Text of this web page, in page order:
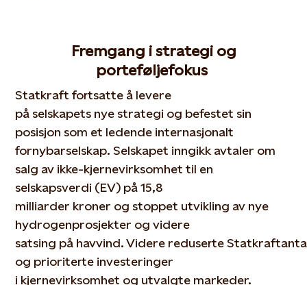
Fremgang i strategi og
porteføljefokus
Statkraft fortsatte å levere
på selskapets nye strategi og befestet sin
posisjon som et ledende internasjonalt
fornybarselskap. Selskapet inngikk avtaler om
salg av ikke-kjernevirksomhet til en
selskapsverdi (EV) på 15,8
milliarder kroner og stoppet utvikling av nye
hydrogenprosjekter og videre
satsing på havvind.Videre reduserte Statkraft
og prioriterte investeringer
i kjernevirksomhet og utvalgte markeder.